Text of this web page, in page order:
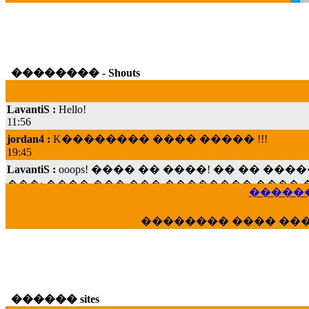
�������� - Shouts
11:56
jordan4 :
19:45
LavantiS :
���; ���� ��� ��� �������� ����
15:07
LavantiS :����� ���� ������� ���
veronica : E���� 2012 ��� ����� ���
�������� ����
������ sites